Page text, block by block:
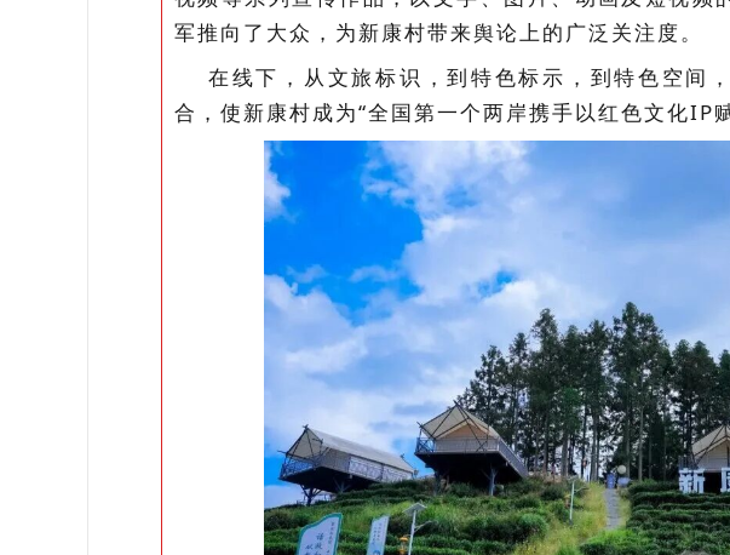
军推向了大众，为新康村带来舆论上的广泛关注度。
在线下，从文旅标识，到特色标示，到特色空间
合，使新康村成为“全国第一个两岸携手以红色文化IP